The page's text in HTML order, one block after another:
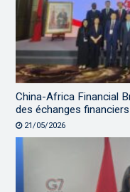
China-Africa Financial
des échanges
21/05/2026